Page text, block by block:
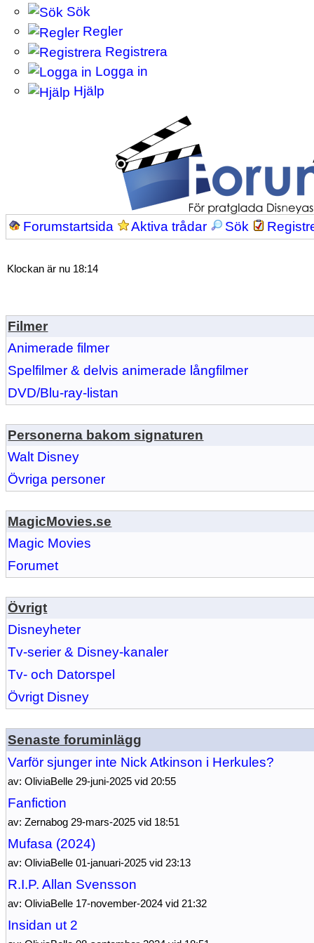
Sök
Regler
Registrera
Logga in
Hjälp
Forumstartsida Aktiva trådar Sök
Klockan är nu 18:14
Filmer
Animerade filmer
Spelfilmer & delvis animerade långfilmer
DVD/Blu-ray-listan
Personerna bakom signaturen
Walt Disney
Övriga personer
MagicMovies.se
Magic Movies
Forumet
Övrigt
Disneyheter
Tv-serier & Disney-kanaler
Tv- och Datorspel
Övrigt Disney
Senaste foruminlägg
Varför sjunger inte Nick Atkinson i Herkules?
av: OliviaBelle 29-juni-2025 vid 20:55
Fanfiction
av: Zernabog 29-mars-2025 vid 18:51
Mufasa (2024)
av: OliviaBelle 01-januari-2025 vid 23:13
R.I.P. Allan Svensson
av: OliviaBelle 17-november-2024 vid 21:32
Insidan ut 2